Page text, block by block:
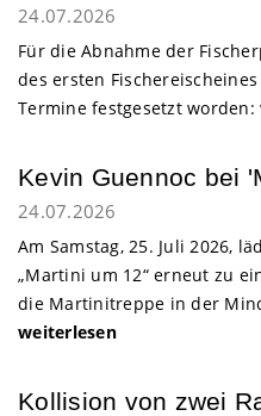
24.07.2026
Für die Abnahme der
des ersten
Termine festgesetzt worden:
Kevin Guennoc bei
24.07.2026
Am Samstag, 25. Juli 2026,
„Martini um 12“ erneut zu
die Martinitreppe in der
weiterlesen
Minden
Kollision von zwei